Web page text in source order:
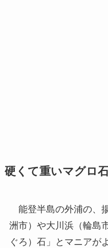
硬くて重いマグロ
能登半島の外浦の、
洲市）や大川浜（輪島
ぐろ）石」とマニアが